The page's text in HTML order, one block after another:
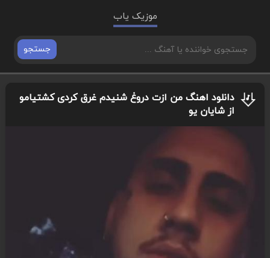
موزیک یاب
جستجو
دانلود اهنگ من ازت دروغ شنیدم غرق کردی کشتیامو
از شایان یو